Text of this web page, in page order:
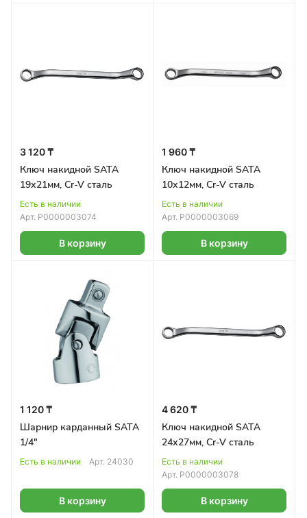
3 120 ₸
Ключ накидной SATA
19х21мм, Cr-V сталь
Есть в наличии
Арт. Р0000003074
В корзину
1 960 ₸
Ключ накидной SATA
10х12мм, Cr-V сталь
Есть в наличии
Арт. Р0000003069
В корзину
1 120 ₸
Шарнир карданный SATA
1/4"
Есть в наличии Арт. 24030
В корзину
4 620 ₸
Ключ накидной SATA
24х27мм, Cr-V сталь
Есть в наличии
Арт. Р0000003078
В корзину